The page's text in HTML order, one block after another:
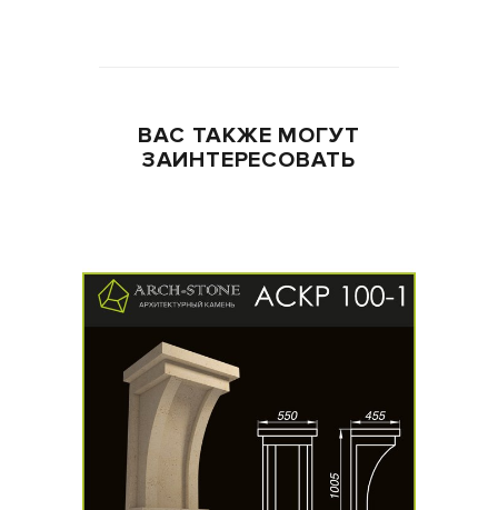
ВАС ТАКЖЕ МОГУТ
ЗАИНТЕРЕСОВАТЬ